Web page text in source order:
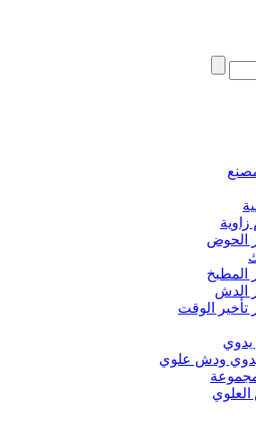
الحوض
المطبخ
الدش
تأخير الوقت
ودش علوي
العلوي